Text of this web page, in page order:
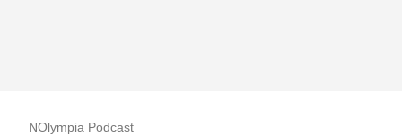
NOlympia Podcast